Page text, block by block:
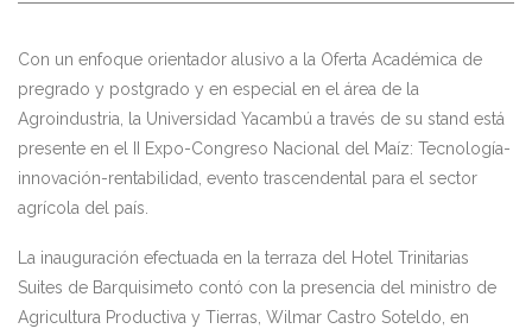
Con un enfoque orientador alusivo a la Oferta Académica de
pregrado y postgrado y en especial en el área de la
Agroindustria, la Universidad Yacambú a través de su stand está
presente en el II Expo-Congreso Nacional del Maíz: Tecnología-
innovación-rentabilidad, evento trascendental para el sector
agrícola del país.
La inauguración efectuada en la terraza del Hotel Trinitarias
Suites de Barquisimeto contó con la presencia del ministro de
Agricultura Productiva y Tierras, Wilmar Castro Soteldo, en